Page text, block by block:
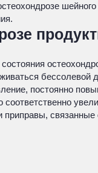
бессолевой
постоянно
связанные